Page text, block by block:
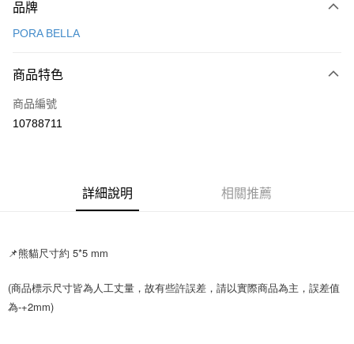
信用卡一次付款
Apple Pay
街口支付
【大哥付你分期使用說明】
2.付款方式選擇「大哥付你分期」，訂單成立後會自動跳轉到大哥付的交易
流程，驗證手機門號後，選擇欲分期的期數、繳款截止日，確認付款後即完
成交易。
相關說明
【關於「AFTEE先享後付」】
品牌
PORA BELLA
商品特色
商品編號
10788711
詳細說明 相關推薦
📌熊貓尺寸約 5*5 mm
(商品標示尺寸皆為人工丈量，故有些許誤差，請以實際商品為主，誤差值
為-+2mm)